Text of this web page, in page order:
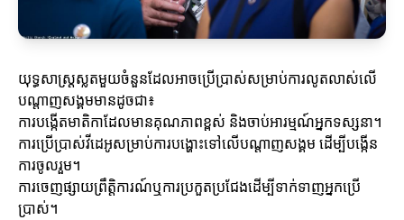
យុទ្ធសាស្ត្រស្លតមួយចំនួនដែលអាចប្រើប្រាស់សម្រាប់ការលូតលាស់លើ
បណ្តាញសង្គមមានដូចជា៖
ការបង្កើតមាតិកាដែលមានគុណភាពខ្ពស់ និងចាប់អារម្មណ៍អ្នកទស្សនា។
ការប្រើប្រាស់វីដេអូសម្រាប់ការបង្ហោះទៅលើបណ្តាញសង្គម ដើម្បីបង្កើន
ការចូលរួម។
ការចេញផ្សាយព្រឹត្តិការណ៍ឬការប្រកួតប្រជែងដើម្បីទាក់ទាញអ្នកប្រើ
ប្រាស់។